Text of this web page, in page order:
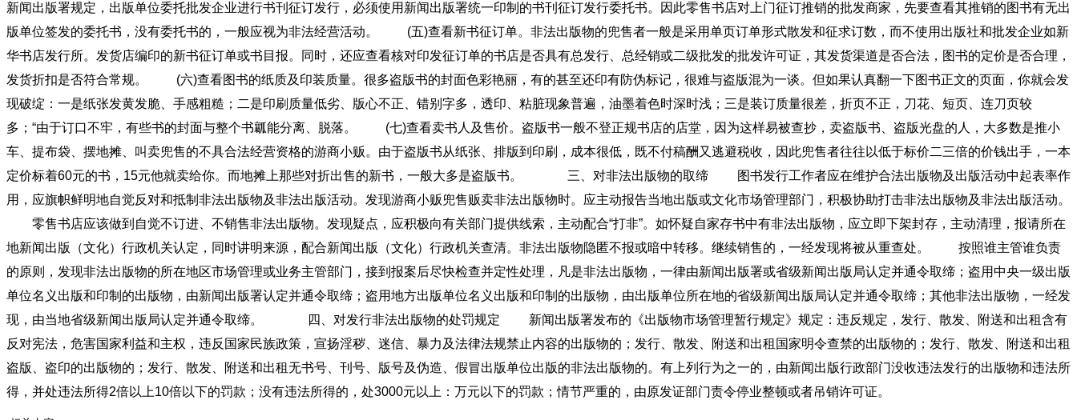
新闻出版署规定，出版单位委托批发企业进行书刊征订发行，必须使用新闻出版署统一印制的书刊征订发行委托书。因此零售书店对上门征订推销的批发商家，先要查看其推销的图书有无出
版单位签发的委托书，没有委托书的，一般应视为非法经营活动。 (五)查看新书征订单。非法出版物的兜售者一般是采用单页订单形式散发和征求订数，而不使用出版社和批发企业如新
华书店发行所。发货店编印的新书征订单或书目报。同时，还应查看核对印发征订单的书店是否具有总发行、总经销或二级批发的批发许可证，其发货渠道是否合法，图书的定价是否合理，
发货折扣是否符合常规。 (六)查看图书的纸质及印装质量。很多盗版书的封面色彩艳丽，有的甚至还印有防伪标记，很难与盗版混为一谈。但如果认真翻一下图书正文的页面，你就会发
现破绽：一是纸张发黄发脆、手感粗糙；二是印刷质量低劣、版心不正、错别字多，透印、粘脏现象普遍，油墨着色时深时浅；三是装订质量很差，折页不正，刀花、短页、连刀页较
多；“由于订口不牢，有些书的封面与整个书瓤能分离、脱落。 (七)查看卖书人及售价。盗版书一般不登正规书店的店堂，因为这样易被查抄，卖盗版书、盗版光盘的人，大多数是推小
车、提布袋、摆地摊、叫卖兜售的不具合法经营资格的游商小贩。由于盗版书从纸张、排版到印刷，成本很低，既不付稿酬又逃避税收，因此兜售者往往以低于标价二三倍的价钱出手，一本
定价标着60元的书，15元他就卖给你。而地摊上那些对折出售的新书，一般大多是盗版书。 三、对非法出版物的取缔 图书发行工作者应在维护合法出版物及出版活动中起表率作
用，应旗帜鲜明地自觉反对和抵制非法出版物及非法出版活动。发现游商小贩兜售贩卖非法出版物时。应主动报告当地出版或文化市场管理部门，积极协助打击非法出版物及非法出版活动。
零售书店应该做到自觉不订进、不销售非法出版物。发现疑点，应积极向有关部门提供线索，主动配合“打非”。如怀疑自家存书中有非法出版物，应立即下架封存，主动清理，报请所在
地新闻出版（文化）行政机关认定，同时讲明来源，配合新闻出版（文化）行政机关查清。非法出版物隐匿不报或暗中转移。继续销售的，一经发现将被从重查处。 按照谁主管谁负责
的原则，发现非法出版物的所在地区市场管理或业务主管部门，接到报案后尽快检查并定性处理，凡是非法出版物，一律由新闻出版署或省级新闻出版局认定并通令取缔；盗用中央一级出版
单位名义出版和印制的出版物，由新闻出版署认定并通令取缔；盗用地方出版单位名义出版和印制的出版物，由出版单位所在地的省级新闻出版局认定并通令取缔；其他非法出版物，一经发
现，由当地省级新闻出版局认定并通令取缔。 四、对发行非法出版物的处罚规定 新闻出版署发布的《出版物市场管理暂行规定》规定：违反规定，发行、散发、附送和出租含有
反对宪法，危害国家利益和主权，违反国家民族政策，宣扬淫秽、迷信、暴力及法律法规禁止内容的出版物的；发行、散发、附送和出租国家明令查禁的出版物的；发行、散发、附送和出租
盗版、盗印的出版物的；发行、散发、附送和出租无书号、刊号、版号及伪造、假冒出版单位出版的非法出版物的。有上列行为之一的，由新闻出版行政部门没收违法发行的出版物和违法所
得，并处违法所得2倍以上10倍以下的罚款；没有违法所得的，处3000元以上：万元以下的罚款；情节严重的，由原发证部门责令停业整顿或者吊销许可证。